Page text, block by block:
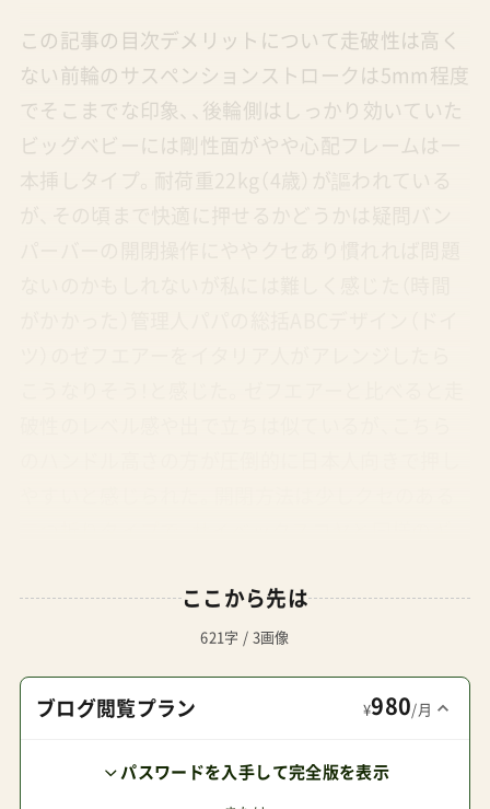
この記事の目次デメリットについて走破性は高く
ない前輪のサスペンションストロークは5mm程度
でそこまでな印象、、後輪側はしっかり効いていた
ビッグベビーには剛性面がやや心配フレームは一
んなデザインになるかも。ペグペレーゴは国内市
場に参入と撤退を繰り返しているブランドに見え
踏んだ理由が読めないでいる。。ショールーム型の
開拓契約が存在しているのだろうか？あまり売れ
ここから先は
621字 / 3画像
ブログ閲覧プラン ¥980/月
パスワードを入手して完全版を表示